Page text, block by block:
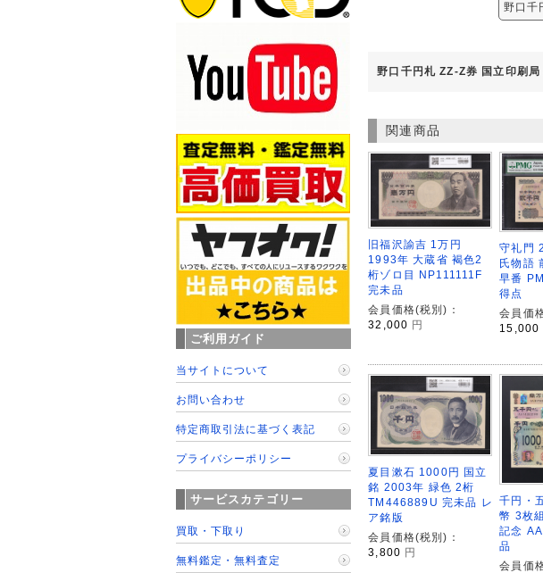
野口千
野口千円札 ZZ-Z券 国立印刷
関連商品
旧福沢諭吉 1万円
1993年 大蔵省 褐色2
桁ゾロ目 NP111111F
完未品
会員価格(税別)：
32,000 円
守礼門
氏物語
早番
得点
会員価
15,000
夏目漱石 1000円 国立
銘 2003年 緑色 2桁
TM446889U 完未品 レ
ア銘版
会員価格(税別)：
3,800 円
千円・
幣 3枚
記念
品
会員価
ご利用ガイド
当サイトについて
お問い合わせ
特定商取引法に基づく表記
プライバシーポリシー
サービスカテゴリー
買取・下取り
無料鑑定・無料査定